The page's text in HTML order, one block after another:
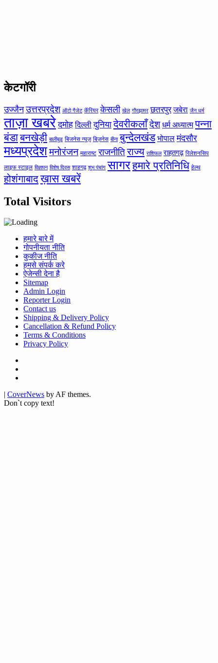
केटगॉरी
उज्जैन उत्तरप्रदेश ऑटो गैजेट कॅरियर केसली खेल गौरझामर छतरपुर जबेरा जैन धर्म
ताज़ा खबरे दमोह दिल्ली दुनिया देवरीकलाँदेश धर्म अध्यात्म पन्ना
बंडाबनखेड़ी बालीबुड बिजनेस न्यूज़ बिज़नेस बीना बुन्देलखंड भोपाल मंदसौर
मध्यप्रदेशमनोरंजन महाराष्ट राजनीतिराज्य राशिफल राहतगढ़ रिलेशनसिप
लाइफ स्टाइल विज्ञापन विशेष दिवस शाहगढ़ शुभ पंचांग सागरहमारे प्रतिनिधि हेल्थ
होशंगाबादख़ास खबरें
Total Visitors
हमारे बारे में
गोपनीयता नीति
कुकीज नीति
हमसे संपर्क करे
ऐजेन्सी देना है
Sitemap
Admin Login
Reporter Login
Contact us
Shipping & Delivery Policy
Cancellation & Refund Policy
Terms & Conditions
Privacy Policy
| CoverNews by AF themes.
Don`t copy text!